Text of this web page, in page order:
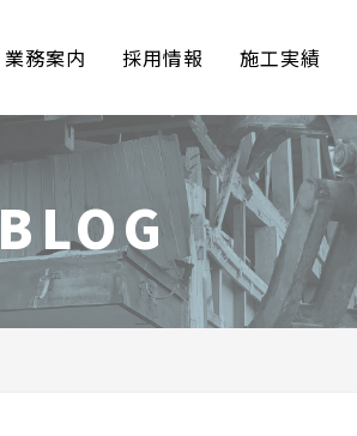
業務案内 採用情報 施工実績
BLOG